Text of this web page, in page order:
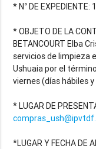
* N° DE
* OBJETO DE LA
BETANCOURT Elba
servicios de limpieza
Ushuaia por el
viernes (días hábiles
* LUGAR DE
*LUGAR Y FECHA DE